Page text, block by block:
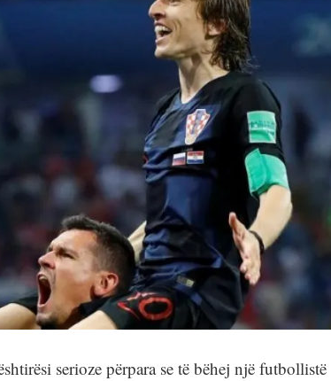
serioze përpara se të bëhej një futbollistë